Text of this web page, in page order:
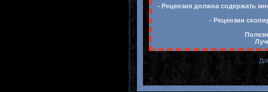
- Рецензия должна содержать
- Рецензии